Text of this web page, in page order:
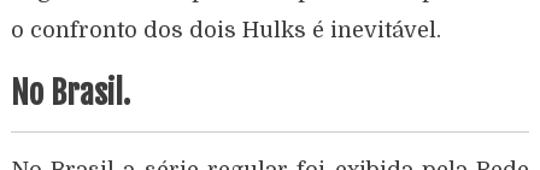
o confronto dos dois Hulks é inevitável.
No Brasil.